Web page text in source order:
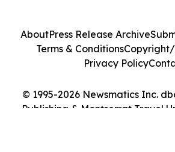
© 1995-2026 Newsmatics Inc.
Publishing & Montserrat Travel
AboutPress Release Archive
Terms & ConditionsCopyright/
Privacy Policy